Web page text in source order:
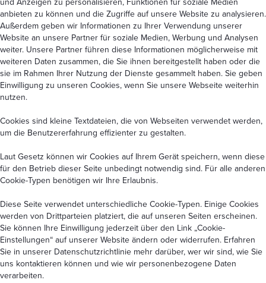
anbieten zu können und die Zugriffe auf unsere Website zu analysieren.
Außerdem geben wir Informationen zu Ihrer Verwendung unserer
Website an unsere Partner für soziale Medien, Werbung und Analysen
weiter. Unsere Partner führen diese Informationen möglicherweise mit
weiteren Daten zusammen, die Sie ihnen bereitgestellt haben oder die
sie im Rahmen Ihrer Nutzung der Dienste gesammelt haben. Sie geben
Einwilligung zu unseren Cookies, wenn Sie unsere Webseite weiterhin
nutzen.
Cookies sind kleine Textdateien, die von Webseiten verwendet werden,
um die Benutzererfahrung effizienter zu gestalten.
Laut Gesetz können wir Cookies auf Ihrem Gerät speichern, wenn diese
für den Betrieb dieser Seite unbedingt notwendig sind. Für alle anderen
Cookie-Typen benötigen wir Ihre Erlaubnis.
Diese Seite verwendet unterschiedliche Cookie-Typen. Einige Cookies
werden von Drittparteien platziert, die auf unseren Seiten erscheinen.
Sie können Ihre Einwilligung jederzeit über den Link „Cookie-
Einstellungen“ auf unserer Website ändern oder widerrufen. Erfahren
Sie in unserer Datenschutzrichtlinie mehr darüber, wer wir sind, wie Sie
uns kontaktieren können und wie wir personenbezogene Daten
verarbeiten.